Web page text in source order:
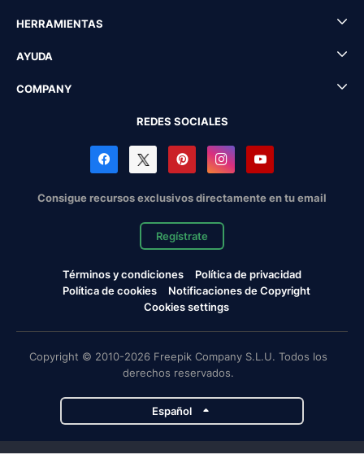
HERRAMIENTAS
AYUDA
COMPANY
REDES SOCIALES
Consigue recursos exclusivos directamente en tu email
Regístrate
Términos y condiciones
Política de privacidad
Política de cookies
Notificaciones de Copyright
Cookies settings
Copyright © 2010-2026 Freepik Company S.L.U. Todos los
derechos reservados.
Español